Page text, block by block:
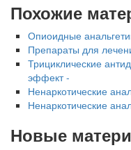
Похожие
Опиоидные
Препараты для
Трициклические
эффект -
Ненаркотические
Ненаркотические
Новые